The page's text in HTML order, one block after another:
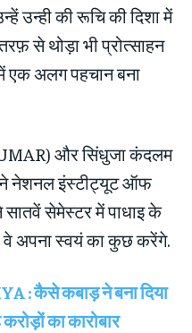
उन्ही की रूचि की दिशा में
से थोड़ा भी प्रोत्साहन
एक अलग पहचान बना
और सिंधुजा कंदलम
नेशनल इंस्टीट्यूट ऑफ
सेमेस्टर में पाधाइ के
वे अपना स्वयं का कुछ करेंगे.
: कैसे कबाड़ ने बना दिया
का कारोबार